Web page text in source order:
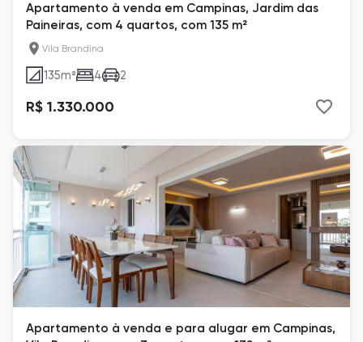
Apartamento à venda em Campinas, Jardim das
Paineiras, com 4 quartos, com 135 m²
Vila Brandina
135m² 4 2
R$ 1.330.000
Apartamento à venda e para alugar em Campinas,